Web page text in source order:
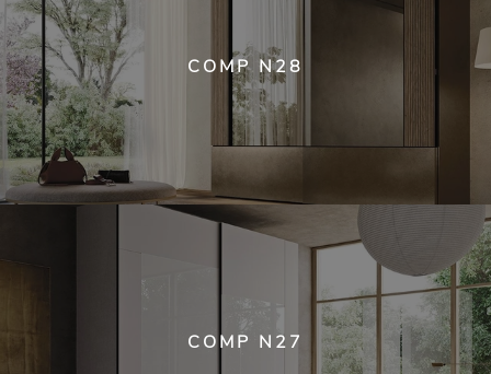
COMP N28
COMP N27